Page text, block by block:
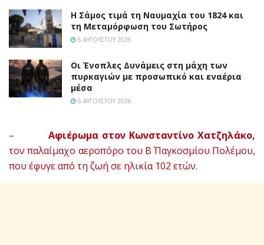
Η Σάμος τιμά τη Ναυμαχία του 1824 και
τη Μεταμόρφωση του Σωτήρος
6 ΑΥΓΟΎΣΤΟΥ 2026
Οι Ένοπλες Δυνάμεις στη μάχη των
πυρκαγιών με προσωπικό και εναέρια
μέσα
6 ΑΥΓΟΎΣΤΟΥ 2026
–Αφιέρωμα στον Κωνσταντίνο Χατζηλάκο,
τον παλαίμαχο αεροπόρο του Β΄ Παγκοσμίου Πολέμου,
που έφυγε από τη ζωή σε ηλικία 102 ετών.